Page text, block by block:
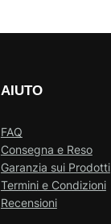
AIUTO
FAQ
Consegna e Reso
Garanzia sui Prodotti
Termini e Condizioni
Recensioni